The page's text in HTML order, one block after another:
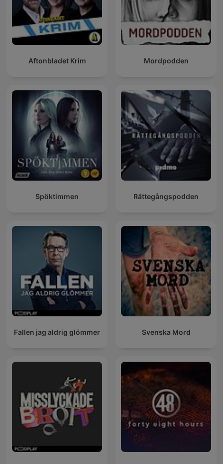
Aftonbladet Krim Mordpodden
Spöktimmen Rättegångspodden
Fallen jag aldrig glömmer Svenska Mord